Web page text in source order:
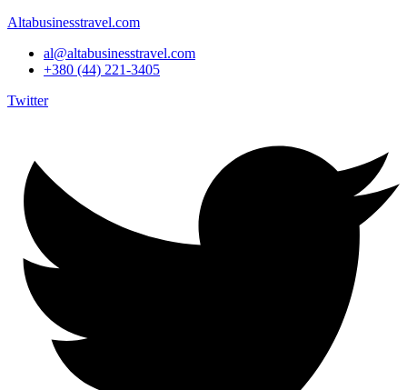
Altabusinesstravel.com
al@altabusinesstravel.com
+380 (44) 221-3405
Twitter